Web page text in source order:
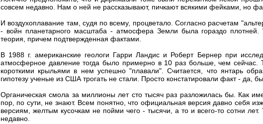
совсем недавно. Нам о ней не рассказывают, пичкают всякими фейками, но
И воздухоплавание там, судя по всему, процветало. Согласно расчетам
- войн планетарного масштаба - атмосфера Земли была гораздо плотней.
теория, причем подтвержденная фактами.
В 1988 г. американские геологи Гарри Ландис и Роберт Бернер при
атмосферное давление тогда было примерно в 10 раз больше, чем сейчас.
короткими крыльями в нем успешно "плавали". Считается, что янтарь
гипотезу ученые из США трогать не стали. Просто констатировали факт - да,
Органическая смола за миллионы лет сто тысяч раз разложилась бы. Как
пор, по сути, не знают. Всем понятно, что официальная версия давно себя
версиям, желтым кусочкам не пойми чего - тысячи, а то и всего-то сотни
недавно.